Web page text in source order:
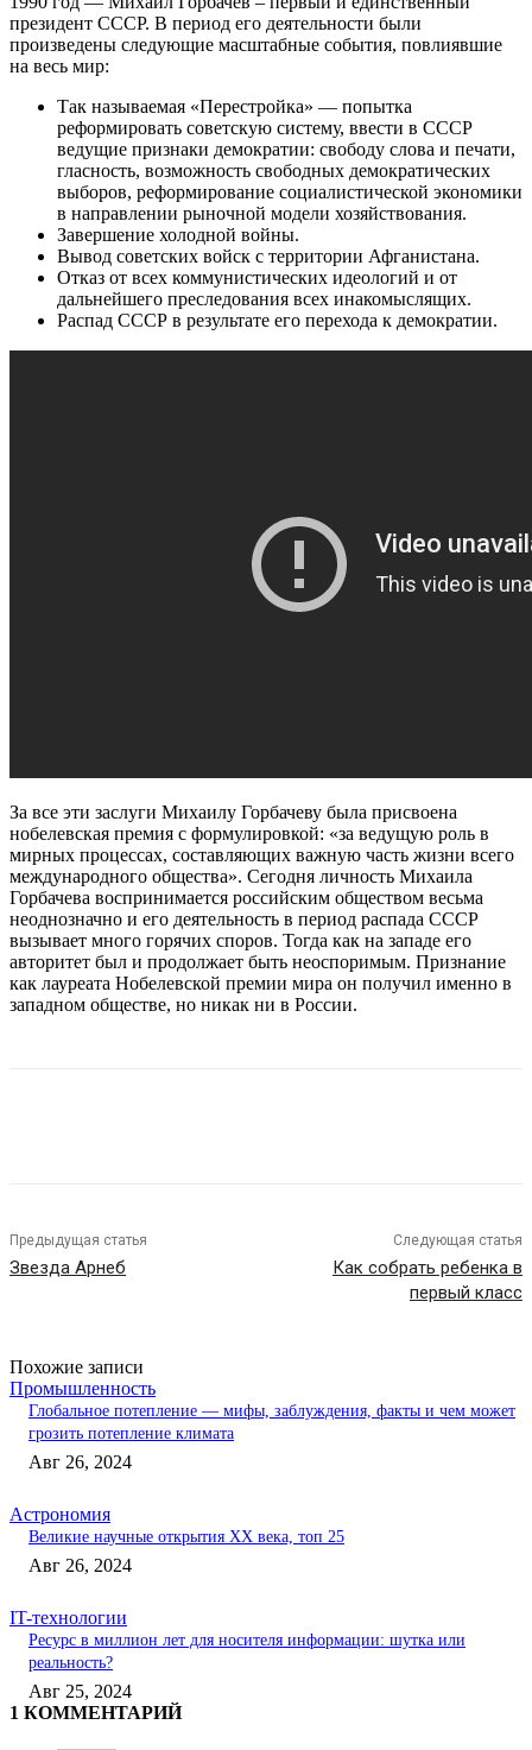
президент СССР. В период его деятельности были
произведены следующие масштабные события, повлиявшие
на весь мир:
Так называемая «Перестройка» — попытка
реформировать советскую систему, ввести в СССР
ведущие признаки демократии: свободу слова и печати,
гласность, возможность свободных демократических
выборов, реформирование социалистической экономики
в направлении рыночной модели хозяйствования.
Завершение холодной войны.
Вывод советских войск с территории Афганистана.
Отказ от всех коммунистических идеологий и от
дальнейшего преследования всех инакомыслящих.
Распад СССР в результате его перехода к демократии.
За все эти заслуги Михаилу Горбачеву была присвоена
нобелевская премия с формулировкой: «за ведущую роль в
мирных процессах, составляющих важную часть жизни всего
международного общества». Сегодня личность Михаила
Горбачева воспринимается российским обществом весьма
неоднозначно и его деятельность в период распада СССР
вызывает много горячих споров. Тогда как на западе его
авторитет был и продолжает быть неоспоримым. Признание
как лауреата Нобелевской премии мира он получил именно в
западном обществе, но никак ни в России.
Предыдущая статья
Звезда Арнеб
Следующая статья
Как собрать ребенка в
первый класс
Похожие записи
Промышленность
Глобальное потепление — мифы, заблуждения, факты и чем может
грозить потепление климата
Авг 26, 2024
Астрономия
Великие научные открытия XX века, топ 25
Авг 26, 2024
IT-технологии
Ресурс в миллион лет для носителя информации: шутка или
реальность?
Авг 25, 2024
1 КОММЕНТАРИЙ